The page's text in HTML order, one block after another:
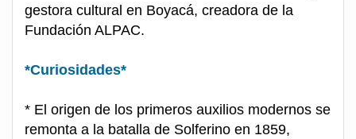
gestora cultural en Boyacá, creadora de la
Fundación ALPAC.
*Curiosidades*
* El origen de los primeros auxilios modernos se
remonta a la batalla de Solferino en 1859,